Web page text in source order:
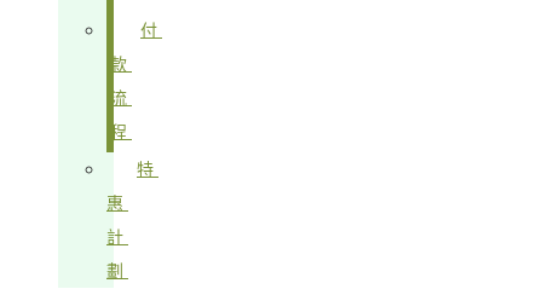
付
款
流
程
特
惠
計
劃